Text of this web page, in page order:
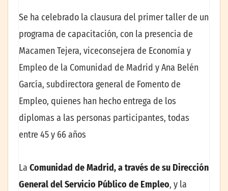
Se ha celebrado la clausura del primer taller de un
programa de capacitación, con la presencia de
Macamen Tejera, viceconsejera de Economía y
Empleo de la Comunidad de Madrid y Ana Belén
García, subdirectora general de Fomento de
Empleo, quienes han hecho entrega de los
diplomas a las personas participantes, todas
entre 45 y 66 años
La Comunidad de Madrid, a través de su Dirección
General del Servicio Público de Empleo, y la